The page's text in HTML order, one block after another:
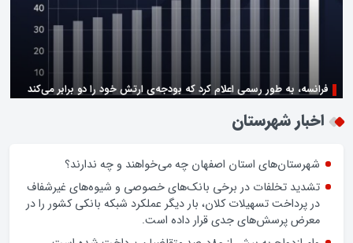
فرانسه، به طور رسمی اعلام کرد که بودجه‌ی ارتش خود را دو برابر می‌کند
زن اگر خوب باشه یه زندگی حالش خوبه/روز زن مبارک
اخبار شهرستان
شهرستان‌های استان اصفهان چه می‌خواهند و چه ندارند؟